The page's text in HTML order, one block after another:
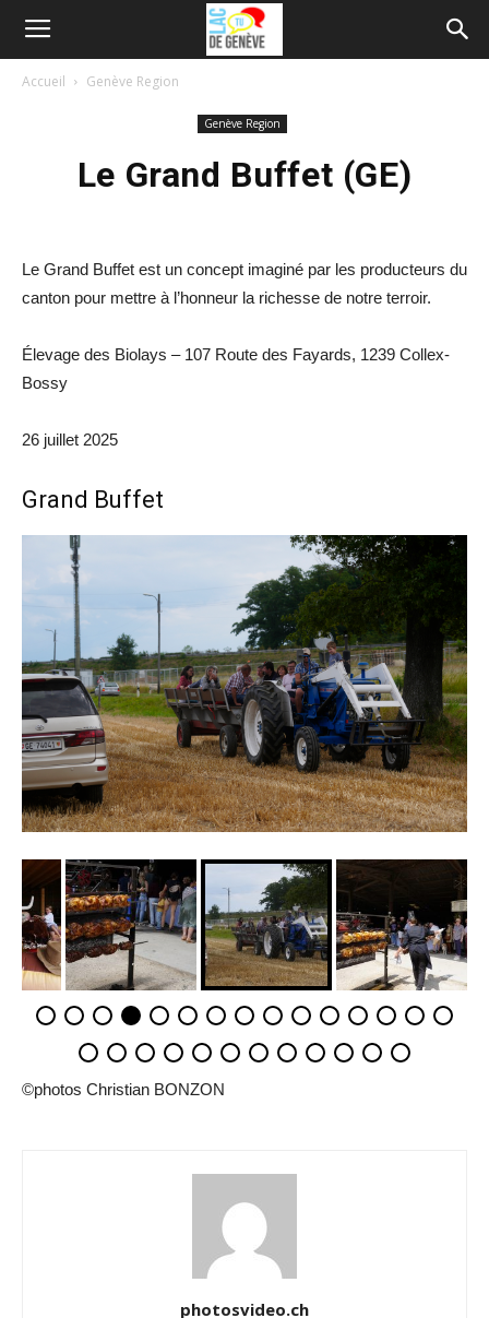
Accueil Genève Region
Genève Region
Le Grand Buffet (GE)
Le Grand Buffet est un concept imaginé par les producteurs du
canton pour mettre à l’honneur la richesse de notre terroir.
Élevage des Biolays – 107 Route des Fayards, 1239 Collex-
Bossy
26 juillet 2025
Grand Buffet
©photos Christian BONZON
photosvideo.ch